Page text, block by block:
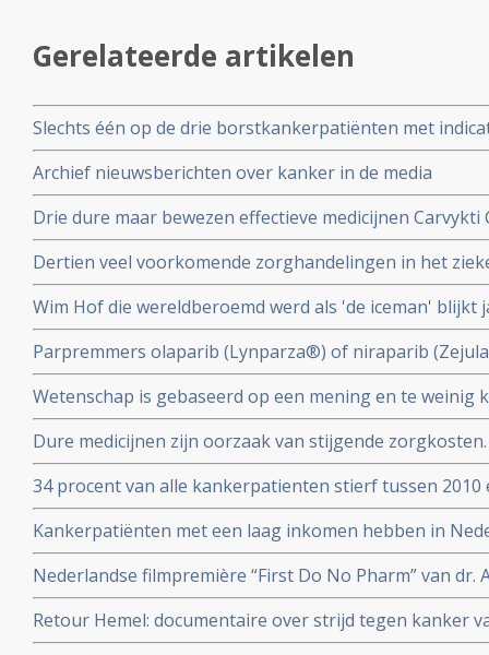
Gerelateerde artikelen
Slechts één op de drie borstkankerpatiënten met
genprofieltest die onnodige chemotherapie kan
Archief nieuwsberichten over kanker in de media
Drie dure maar bewezen effectieve medicijnen
Enhertu Trastuzumab Deruxtecan en Xenpozyme
uit het basispakket omdat ze te duur zijn
Dertien veel voorkomende zorghandelingen in het
uit de richtlijnen omdat de effectiviteit niet bewezen is.
Wim Hof die wereldberoemd werd als 'de iceman' blijkt
geterroriseerd te hebben en wordt beschuldigd door
huiselijk geweld
Parpremmers olaparib (Lynparza®) of niraparib
borstkanker worden gedeeltelijk uit basisverzekering
Nederland
Wetenschap is gebaseerd op een mening en te weinig
collega's n.a.v. 30 diepte interviews met hoogleraren,
postdocs, assistenten in opleiding (PhD’ers) en
Dure medicijnen zijn oorzaak van stijgende
opsporingstechnieken zorgt voor meer
IKNL en RIVM
34 procent van alle kankerpatienten stierf tussen 2010
diagnose. Toch spreekt Integraal Kankercentrum
verbetering
Kankerpatiënten met een laag inkomen hebben in
aan de ziekte te overlijden dan welvarende patiënten.
het Integraal Kankercentrum Nederland
Nederlandse filmpremière “First Do No Pharm” van
november 2024
Retour Hemel: documentaire over strijd tegen kanker
prostaatkanker heeft.